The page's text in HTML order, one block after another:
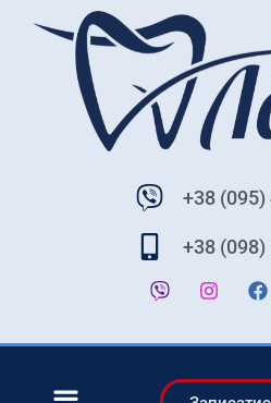
+38 (095)
+38 (098)